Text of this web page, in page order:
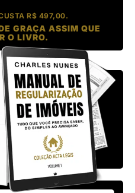
R$ 497,00.
GRAÇA ASSIM QUE
O LIVRO.